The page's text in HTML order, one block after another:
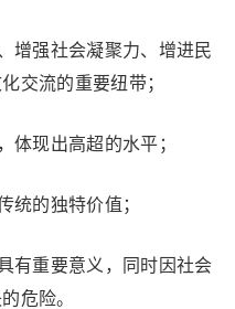
增强社会凝聚力、增进民
交流的重要纽带；
体现出高超的水平；
统的独特价值；
有重要意义，同时因社会
危险。